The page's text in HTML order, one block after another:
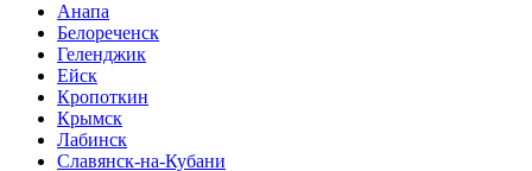
Анапа
Белореченск
Геленджик
Ейск
Кропоткин
Крымск
Лабинск
Славянск-на-Кубани